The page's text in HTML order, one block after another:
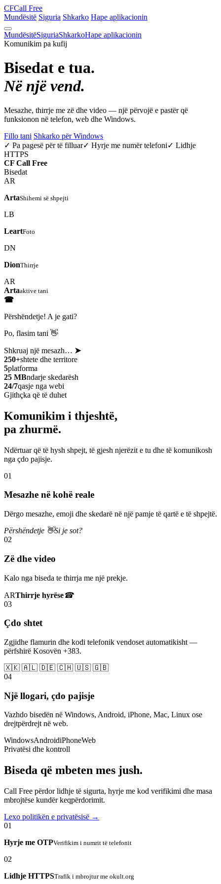
CFCall Free
Mundësitë Siguria Shkarko Hape aplikacionin
MundësitëSiguriaShkarkoHape aplikacionin
Komunikim pa kufij
Bisedat e tua.
Në një vend.
Mesazhe, thirrje me zë dhe video — një përvojë e pastër që
funksionon në telefon, web dhe Windows.
Fillo tani Shkarko për Windows
✓ Pa pagesë për të filluar✓ Hyrje me numër telefoni✓ Lidhje
HTTPS
CF Call Free
Bisedat
AR
ArtaShihemi së shpejti
LB
LeartFoto
DN
DionThirrje
AR
Artaaktive tani
☎
Përshëndetje! A je gati?
Po, flasim tani 👋
Shkruaj një mesazh… ➤
250+shtete dhe territore
5platforma
25 MBndarje skedarësh
24/7qasje nga webi
Gjithçka që të duhet
Komunikim i thjeshtë,
pa zhurmë.
Ndërtuar që të hysh shpejt, të gjesh njerëzit e tu dhe të komunikosh
nga çdo pajisje.
01
Mesazhe në kohë reale
Dërgo mesazhe, emoji dhe skedarë në një pamje të qartë e të shpejtë.
Përshëndetje 👋Si je sot?
02
Zë dhe video
Kalo nga biseda te thirrja me një prekje.
ARThirrje hyrëse☎
03
Çdo shtet
Zgjidhe flamurin dhe kodi telefonik vendoset automatikisht —
përfshirë Kosovën +383.
🇽🇰 🇦🇱 🇩🇪 🇨🇭 🇺🇸 🇬🇧
04
Një llogari, çdo pajisje
Vazhdo bisedën në Windows, Android, iPhone, Mac, Linux ose
drejtpërdrejt në web.
WindowsAndroidiPhoneWeb
Privatësi dhe kontroll
Biseda që mbeten mes jush.
Call Free përdor lidhje të sigurta, hyrje me kod verifikimi dhe masa
mbrojtëse kundër keqpërdorimit.
Lexo politikën e privatësisë →
01
Hyrje me OTPVerifikim i numrit të telefonit
02
Lidhje HTTPSTrafik i mbrojtur me okult.org